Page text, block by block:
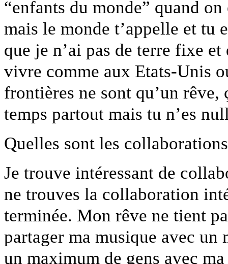
“enfants du monde” quand
mais le monde t’appelle et tu
que je n’ai pas de terre fixe
vivre comme aux Etats-Unis
frontières ne sont qu’un rêve,
temps partout mais tu n’es
Quelles sont les
Je trouve intéressant de
ne trouves la collaboration
terminée. Mon rêve ne tient
partager ma musique avec
un maximum de gens avec